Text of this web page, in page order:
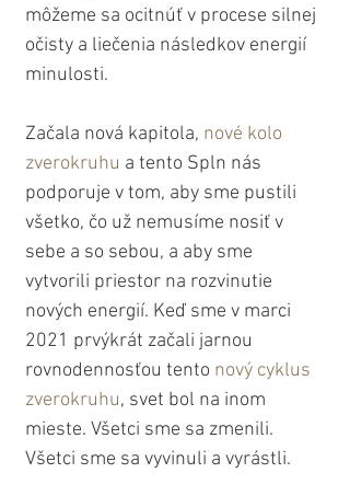
môžeme sa ocitnúť v procese silnej
očisty a liečenia následkov energií
minulosti.
Začala nová kapitola, nové kolo
zverokruhu a tento Spln nás
podporuje v tom, aby sme pustili
všetko, čo už nemusíme nosiť v
sebe a so sebou, a aby sme
vytvorili priestor na rozvinutie
nových energií. Keď sme v marci
2021 prvýkrát začali jarnou
rovnodennosťou tento nový cyklus
zverokruhu, svet bol na inom
mieste. Všetci sme sa zmenili.
Všetci sme sa vyvinuli a vyrástli.